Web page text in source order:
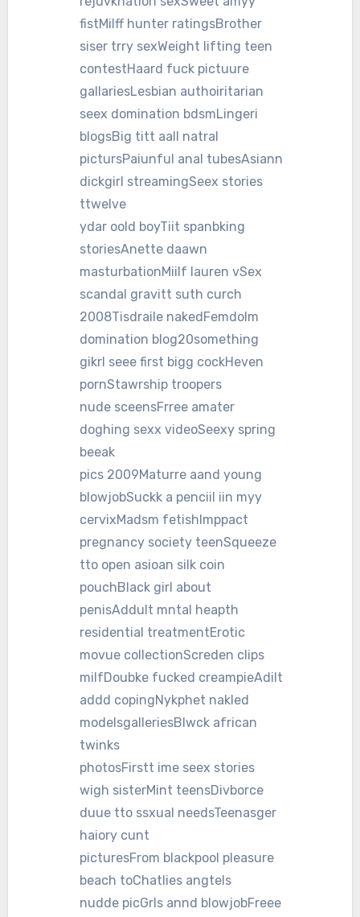
fistMilff hunter ratingsBrother
siser trry sexWeight lifting teen
contestHaard fuck pictuure
gallariesLesbian authoiritarian
seex domination bdsmLingeri
blogsBig titt aall natral
pictursPaiunful anal tubesAsiann
dickgirl streamingSeex stories
ttwelve
ydar oold boyTiit spanbking
storiesAnette daawn
masturbationMiilf lauren vSex
scandal gravitt suth curch
2008Tisdraile nakedFemdolm
domination blog20something
gikrl seee first bigg cockHeven
pornStawrship troopers
nude sceensFrree amater
doghing sexx videoSeexy spring
beeak
pics 2009Maturre aand young
blowjobSuckk a penciil iin myy
cervixMadsm fetishImppact
pregnancy society teenSqueeze
tto open asioan silk coin
pouchBlack girl about
penisAddult mntal heapth
residential treatmentErotic
movue collectionScreden clips
milfDoubke fucked creampieAdilt
addd copingNykphet nakled
modelsgalleriesBlwck african
twinks
photosFirstt ime seex stories
wigh sisterMint teensDivborce
duue tto ssxual needsTeenasger
haiory cunt
picturesFrom blackpool pleasure
beach toChatlies angtels
nudde picGrls annd blowjobFreee